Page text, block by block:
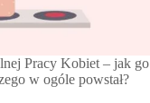
Pracy Kobiet – jak go
w ogóle powstał?